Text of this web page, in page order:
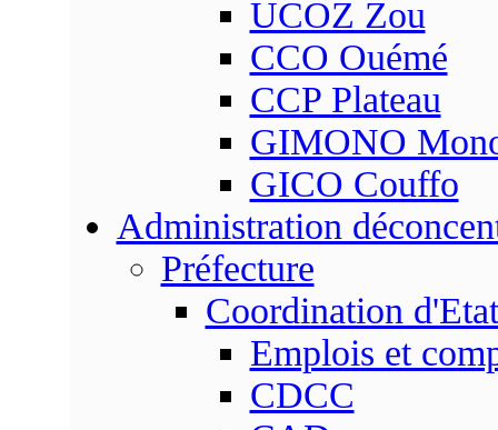
UCOZ Zou
CCO Ouémé
CCP Plateau
GIMONO
GICO Couffo
Administration
Préfecture
Coordination d'Etat
Emplois et
CDCC